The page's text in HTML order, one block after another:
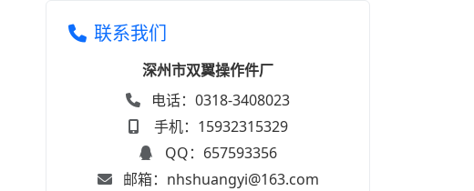
联系我们
深州市双翼操作件厂
电话：0318-3408023
手机：15932315329
QQ：657593356
邮箱：nhshuangyi@163.com